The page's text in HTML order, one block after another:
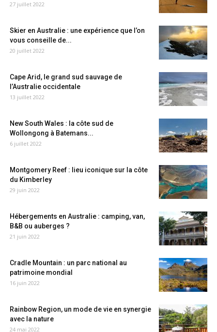
27 juillet 2022
Skier en Australie : une expérience que l’on
vous conseille de...
20 juillet 2022
Cape Arid, le grand sud sauvage de
l’Australie occidentale
13 juillet 2022
New South Wales : la côte sud de
Wollongong à Batemans...
6 juillet 2022
Montgomery Reef : lieu iconique sur la côte
du Kimberley
29 juin 2022
Hébergements en Australie : camping, van,
B&B ou auberges ?
21 juin 2022
Cradle Mountain : un parc national au
patrimoine mondial
16 juin 2022
Rainbow Region, un mode de vie en synergie
avec la nature
24 mai 2022